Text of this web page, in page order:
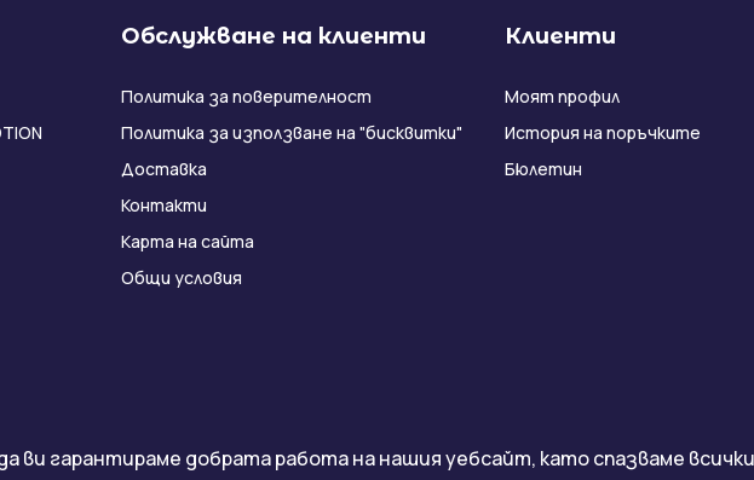
ви гарантираме добрата работа на нашия уебсайт, като спазваме
Обслужване на клиенти
Политика за поверителност
Политика за използване на "бисквитки"
Доставка
Контакти
Карта на сайта
Общи условия
Клиенти
Моят профил
История на поръчките
Бюлетин